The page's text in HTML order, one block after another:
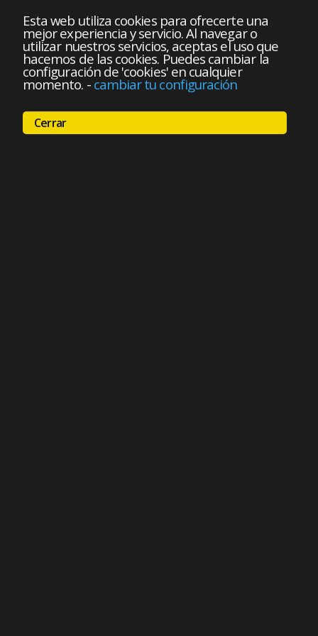
Esta web utiliza cookies para ofrecerte una
mejor experiencia y servicio. Al navegar o
utilizar nuestros servicios, aceptas el uso que
hacemos de las cookies. Puedes cambiar la
configuración de 'cookies' en cualquier
momento. - cambiar tu configuración
Cerrar